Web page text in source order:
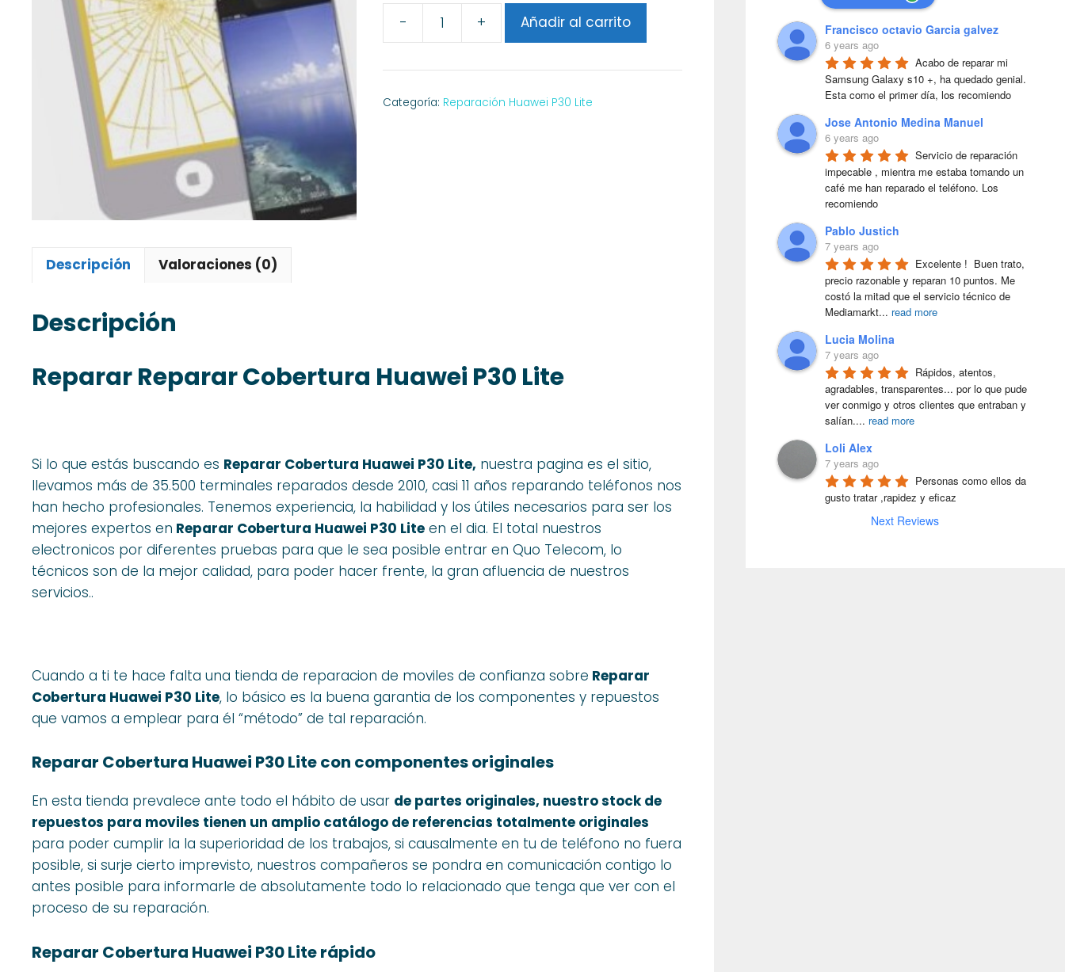
-
Huawei
P30
+ Añadir al carrito
Categoría: Reparación Huawei P30 Lite
Descripción Valoraciones (0)
Descripción
Reparar Reparar Cobertura Huawei P30 Lite
Si lo que estás buscando es Reparar Cobertura Huawei P30 Lite, nuestra pagina es el sitio,
llevamos más de 35.500 terminales reparados desde 2010, casi 11 años reparando teléfonos nos
han hecho profesionales. Tenemos experiencia, la habilidad y los útiles necesarios para ser los
mejores expertos en Reparar Cobertura Huawei P30 Lite en el dia. El total nuestros
electronicos por diferentes pruebas para que le sea posible entrar en Quo Telecom, lo
técnicos son de la mejor calidad, para poder hacer frente, la gran afluencia de nuestros
servicios..
Cuando a ti te hace falta una tienda de reparacion de moviles de confianza sobre Reparar
Cobertura Huawei P30 Lite, lo básico es la buena garantia de los componentes y repuestos
que vamos a emplear para él “método” de tal reparación.
Reparar Cobertura Huawei P30 Lite con componentes originales
En esta tienda prevalece ante todo el hábito de usar de partes originales, nuestro stock de
repuestos para moviles tienen un amplio catálogo de referencias totalmente originales
para poder cumplir la la superioridad de los trabajos, si causalmente en tu de teléfono no fuera
posible, si surje cierto imprevisto, nuestros compañeros se pondra en comunicación contigo lo
antes posible para informarle de absolutamente todo lo relacionado que tenga que ver con el
proceso de su reparación.
Reparar Cobertura Huawei P30 Lite rápido
Francisco octavio Garcia galvez
6 years ago
Acabo de reparar mi
Samsung Galaxy s10 +, ha quedado genial.
Esta como el primer día, los recomiendo
Jose Antonio Medina Manuel
6 years ago
Servicio de reparación
impecable , mientra me estaba tomando un
café me han reparado el teléfono. Los
recomiendo
Pablo Justich
7 years ago
Excelente !  Buen trato,
precio razonable y reparan 10 puntos. Me
costó la mitad que el servicio técnico de
Mediamarkt... read more
Lucia Molina
7 years ago
Rápidos, atentos,
agradables, transparentes... por lo que pude
ver conmigo y otros clientes que entraban y
salían.... read more
Loli Alex
7 years ago
Personas como ellos da
gusto tratar ,rapidez y eficaz
Next Reviews